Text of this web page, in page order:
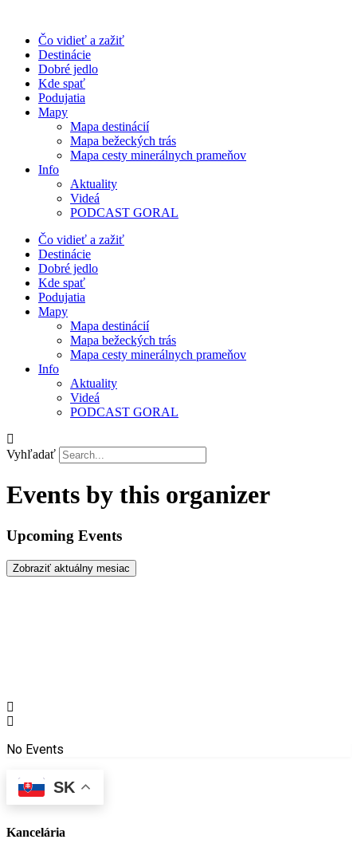
obsah
Čo vidieť a zažiť
Destinácie
Dobré jedlo
Kde spať
Podujatia
Mapy
Mapa destinácií
Mapa bežeckých trás
Mapa cesty minerálnych prameňov
Info
Aktuality
Videá
PODCAST GORAL
Čo vidieť a zažiť
Destinácie
Dobré jedlo
Kde spať
Podujatia
Mapy
Mapa destinácií
Mapa bežeckých trás
Mapa cesty minerálnych prameňov
Info
Aktuality
Videá
PODCAST GORAL
Vyhľadať
Events by this organizer
Upcoming Events
Zobraziť aktuálny mesiac
No Events
SK
Kancelária